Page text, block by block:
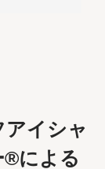
イシャ
®による